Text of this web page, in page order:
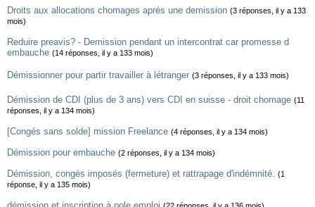
Droits aux allocations chomages aprés une demission (3 réponses, il y a 133
mois)
Reduire preavis? - Demission pendant un intercontrat car promesse d
embauche (14 réponses, il y a 133 mois)
Démissionner pour partir travailler à létranger (3 réponses, il y a 133 mois)
Démission de CDI (plus de 3 ans) vers CDI en suisse - droit chomage (11
réponses, il y a 134 mois)
[Congés sans solde] mission Freelance (4 réponses, il y a 134 mois)
Démission pour embauche (2 réponses, il y a 134 mois)
Démission, congés imposés (fermeture) et rattrapage d'indémnité. (1
réponse, il y a 135 mois)